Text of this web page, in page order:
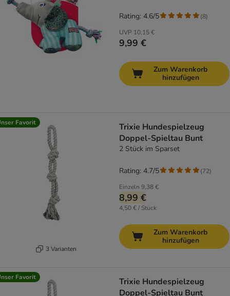
UVP 10,15 €
9,99 €
Rating: 4.6/5 (8)
Zum Warenkorb
hinzufügen
Favorit
3 Varianten
Trixie Hundespielzeug
Doppel-Spieltau Bunt
2 Stück im Sparset
Einzeln 9,38 €
8,99 €
4,50 € / Stück
Rating: 4.7/5 (72)
Zum Warenkorb
hinzufügen
Favorit
Trixie Hundespielzeug
Doppel-Spieltau Bunt